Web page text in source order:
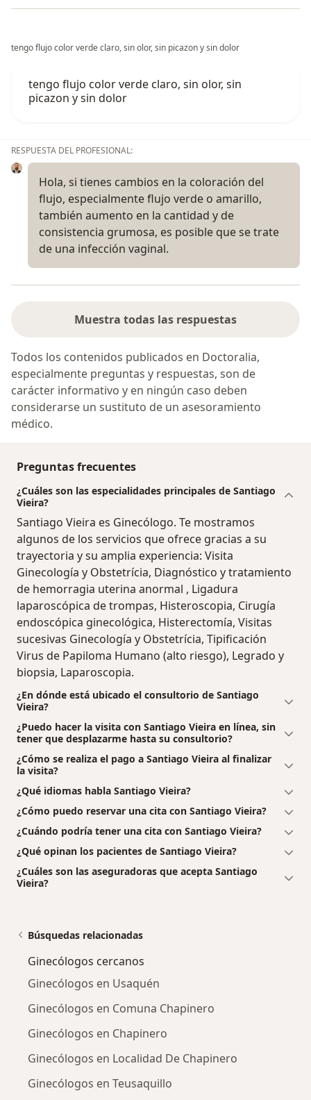
tengo flujo color verde claro, sin olor, sin picazon y sin dolor
tengo flujo color verde claro, sin olor, sin
picazon y sin dolor
RESPUESTA DEL PROFESIONAL:
Hola, si tienes cambios en la coloración del
flujo, especialmente flujo verde o amarillo,
también aumento en la cantidad y de
consistencia grumosa, es posible que se trate
de una infección vaginal.
Muestra todas las respuestas
Todos los contenidos publicados en Doctoralia,
especialmente preguntas y respuestas, son de
carácter informativo y en ningún caso deben
considerarse un sustituto de un asesoramiento
médico.
Preguntas frecuentes
¿Cuáles son las especialidades principales de Santiago
Vieira?
Santiago Vieira es Ginecólogo. Te mostramos
algunos de los servicios que ofrece gracias a su
trayectoria y su amplia experiencia: Visita
Ginecología y Obstetrícia, Diagnóstico y tratamiento
de hemorragia uterina anormal , Ligadura
laparoscópica de trompas, Histeroscopia, Cirugía
endoscópica ginecológica, Histerectomía, Visitas
sucesivas Ginecología y Obstetrícia, Tipificación
Virus de Papiloma Humano (alto riesgo), Legrado y
biopsia, Laparoscopia.
¿En dónde está ubicado el consultorio de Santiago
Vieira?
¿Puedo hacer la visita con Santiago Vieira en línea, sin
tener que desplazarme hasta su consultorio?
¿Cómo se realiza el pago a Santiago Vieira al finalizar
la visita?
¿Qué idiomas habla Santiago Vieira?
¿Cómo puedo reservar una cita con Santiago Vieira?
¿Cuándo podría tener una cita con Santiago Vieira?
¿Qué opinan los pacientes de Santiago Vieira?
¿Cuáles son las aseguradoras que acepta Santiago
Vieira?
Búsquedas relacionadas
Ginecólogos cercanos
Ginecólogos en Usaquén
Ginecólogos en Comuna Chapinero
Ginecólogos en Chapinero
Ginecólogos en Localidad De Chapinero
Ginecólogos en Teusaquillo